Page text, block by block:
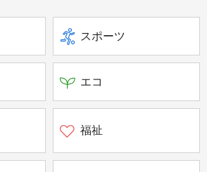
スポーツ
エコ
福祉